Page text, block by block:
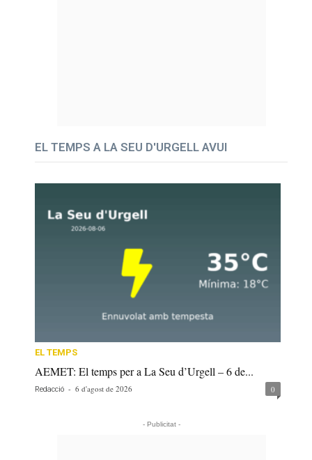
EL TEMPS A LA SEU D'URGELL AVUI
EL TEMPS
AEMET: El temps per a La Seu d’Urgell – 6 de...
Redacció - 6 d'agost de 2026 0
- Publicitat -